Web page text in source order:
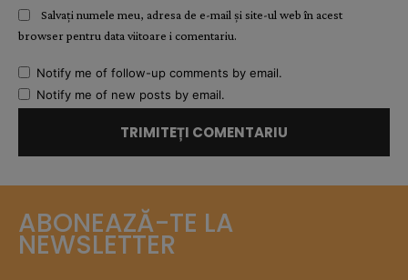
Salvați numele meu, adresa de e-mail și site-ul web în acest
browser pentru data viitoare i comentariu.
Notify me of follow-up comments by email.
Notify me of new posts by email.
ABONEAZĂ-TE LA
NEWSLETTER